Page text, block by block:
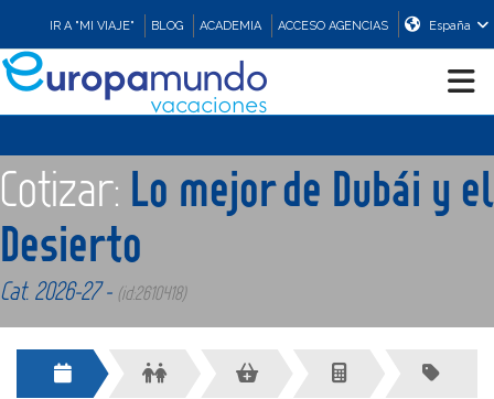
IR A "MI VIAJE" BLOG ACADEMIA ACCESO AGENCIAS España
EUROPA
Cotizar: Lo mejor de Dubái y el
Desierto
Cat. 2026-27 - (id:2610418)